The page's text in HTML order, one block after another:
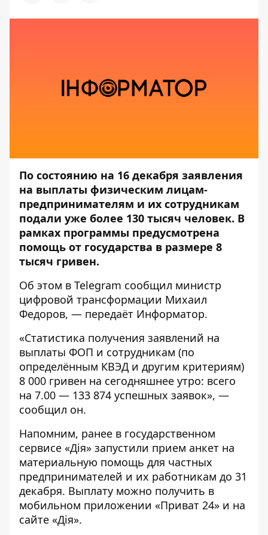
По состоянию на 16 декабря заявления
на выплаты физическим лицам-
предпринимателям и их сотрудникам
подали уже более 130 тысяч человек. В
рамках программы предусмотрена
помощь от государства в размере 8
тысяч гривен.
Об этом в Telegram сообщил министр
цифровой трансформации Михаил
Федоров, — передаёт Информатор.
«Статистика получения заявлений на
выплаты ФОП и сотрудникам (по
определённым КВЭД и другим критериям)
8 000 гривен на сегодняшнее утро: всего
на 7.00 — 133 874 успешных заявок», —
сообщил он.
Напомним, ранее в государственном
сервисе «Дія» запустили прием анкет на
материальную помощь для частных
предпринимателей и их работникам до 31
декабря. Выплату можно получить в
мобильном приложении «Приват 24» и на
сайте «Дія».